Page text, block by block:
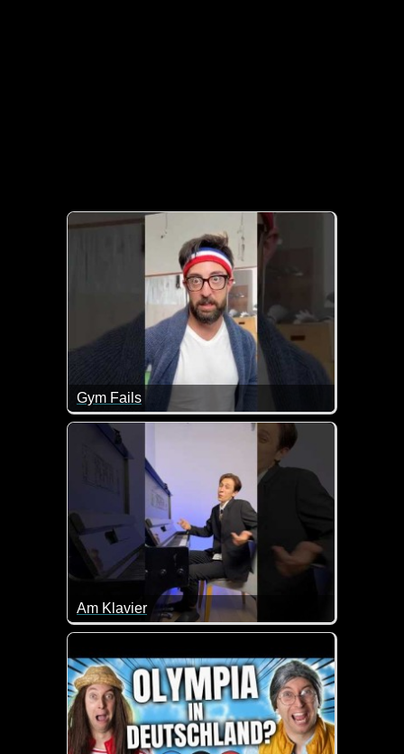
Gym Fails
Im Fitnessstudio kann man so einige seltsame
Am Klavier
Sie kann es perfekt, aber er? Meint zumindest,